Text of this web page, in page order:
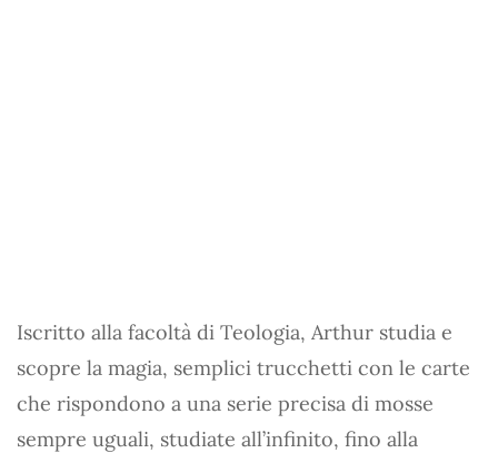
Iscritto alla facoltà di Teologia, Arthur studia e
scopre la magia, semplici trucchetti con le carte
che rispondono a una serie precisa di mosse
sempre uguali, studiate all’infinito, fino alla